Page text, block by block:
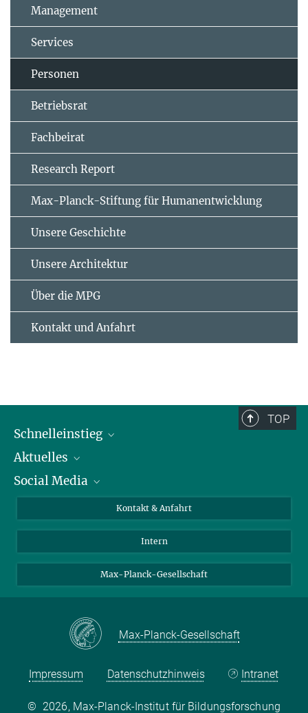
Management
Services
Personen
Betriebsrat
Fachbeirat
Research Report
Max-Planck-Stiftung für Humanentwicklung
Unsere Geschichte
Unsere Architektur
Über die MPG
Kontakt und Anfahrt
TOP
Schnelleinstieg
Personen
Pressebereich
Aktuelles
Stellenangebote
Social Media
X
LinkedIn
Kontakt & Anfahrt
Intern
Max-Planck-Gesellschaft
Max-Planck-Gesellschaft
Impressum Datenschutzhinweis Intranet
© 2026, Max-Planck-Institut für Bildungsforschung